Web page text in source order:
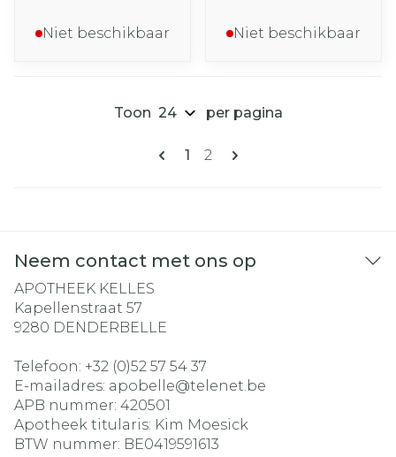
Niet beschikbaar Niet beschikbaar
Pagina's
U lees momenteel pagina
1 Pagina
2
Toon per pagina
Neem contact met ons op
APOTHEEK KELLES
Kapellenstraat 57
9280 DENDERBELLE
Telefoon: +32 (0)52 57 54 37
E-mailadres: apobelle@telenet.be
APB nummer: 420501
Apotheek titularis: Kim Moesick
BTW nummer: BE0419591613